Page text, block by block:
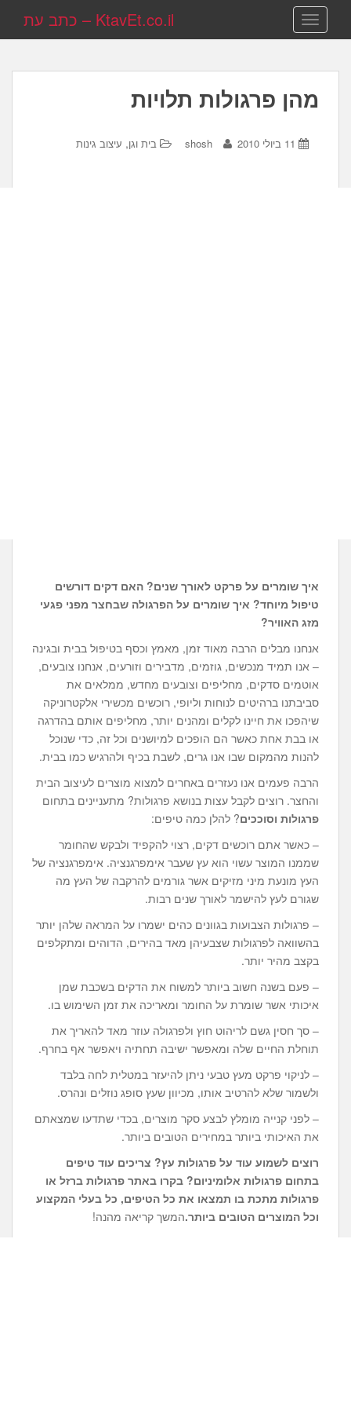
TOGGLE NAVIGATION KtavEt.co.il – כתב עת
מהן פרגולות תלויות
11 ביולי 2010 shosh בית וגן, עיצוב גינות
איך שומרים על פרקט לאורך שנים? האם דקים דורשים
טיפול מיוחד? איך שומרים על הפרגולה שבחצר מפני פגעי
מזג האוויר?
אנחנו מבלים הרבה מאוד זמן, מאמץ וכסף בטיפול בבית ובגינה
– אנו תמיד מנכשים, גוזמים, מדבירים וזורעים, אנחנו צובעים,
אוטמים סדקים, מחליפים וצובעים מחדש, ממלאים את
סביבתנו ברהיטים לנוחות וליופי, רוכשים מכשירי אלקטרוניקה
שיהפכו את חיינו לקלים ומהנים יותר, מחליפים אותם בהדרגה
או בבת אחת כאשר הם הופכים למיושנים וכל זה, כדי שנוכל
להנות מהמקום שבו אנו גרים, לשבת בכיף ולהרגיש כמו בבית.
הרבה פעמים אנו נעזרים באחרים למצוא מוצרים לעיצוב הבית
והחצר. רוצים לקבל עצות בנושא פרגולות? מתעניינים בתחום
פרגולות וסוככים? להלן כמה טיפים:
– כאשר אתם רוכשים דקים, רצוי להקפיד ולבקש שהחומר
שממנו המוצר עשוי הוא עץ שעבר אימפרגנציה. אימפרגנציה של
העץ מונעת מיני מזיקים אשר גורמים להרקבה של העץ מה
שגורם לעץ להישמר לאורך שנים רבות.
– פרגולות הצבועות בגוונים כהים ישמרו על המראה שלהן יותר
בהשוואה לפרגולות שצבעיהן מאד בהירים, הדוהים ומתקלפים
בקצב מהיר יותר.
– פעם בשנה חשוב ביותר למשוח את הדקים בשכבת שמן
איכותי אשר שומרת על החומר ומאריכה את זמן השימוש בו.
– סך חסין גשם לריהוט חוץ ולפרגולה עוזר מאד להאריך את
תוחלת החיים שלה ומאפשר ישיבה תחתיה ויאפשר אף בחרף.
– לניקוי פרקט מעץ טבעי ניתן להיעזר במטלית לחה בלבד
ולשמור שלא להרטיב אותו, מכיוון שעץ סופג נוזלים ונהרס.
– לפני קנייה מומלץ לבצע סקר מוצרים, בכדי שתדעו שמצאתם
את האיכותי ביותר במחירים הטובים ביותר.
רוצים לשמוע עוד על פרגולות עץ? צריכים עוד טיפים
בתחום פרגולות אלומיניום? בקרו באתר פרגולות ברזל או
פרגולות מתכת בו תמצאו את כל הטיפים, כל בעלי המקצוע
וכל המוצרים הטובים ביותר.המשך קריאה מהנה!